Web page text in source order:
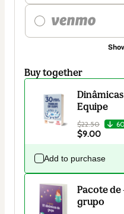
Buy together
Equipe
$22.50
$9.00
Add to purchase
Pacote de
grupo